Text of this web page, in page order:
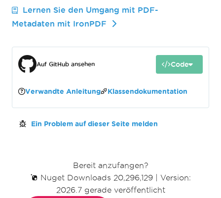
Lernen Sie den Umgang mit PDF-
Metadaten mit IronPDF
Auf GitHub ansehen Code
Verwandte Anleitung Klassendokumentation
Ein Problem auf dieser Seite melden
Bereit anzufangen?
Nuget Downloads 20,296,129
Version:
2026.7 gerade veröffentlicht